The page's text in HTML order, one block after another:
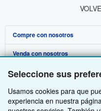
Seleccione sus
Usamos cookies para que
experiencia en nuestra
Compre con nosotros
Búsqueda avanzada
Colecciones
Mi cuenta
Mis pedidos
Venda con nosotros
Comenzar a vender
Únase a nuestro programa de
Recomiende un vendedor
Sobre nosotros
Sobre IberLibro
Medios
Obtener Ayuda
Preguntas frecuentes y guías
Otras compañías de AbeBooks